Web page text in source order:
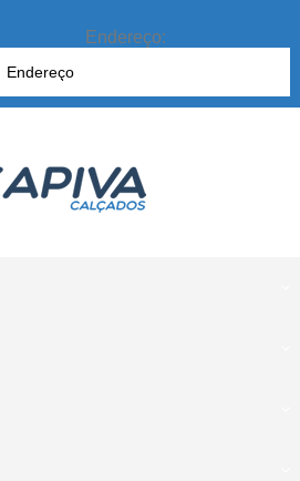
Bancário e Pix
Endereço: